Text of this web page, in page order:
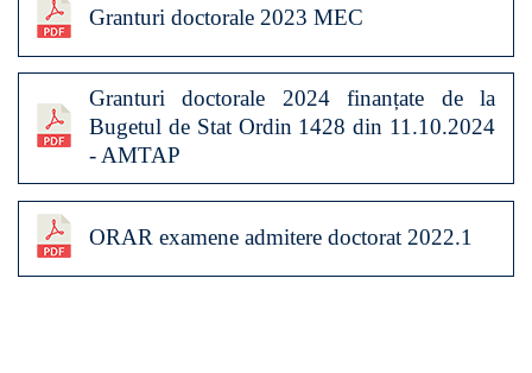
Granturi doctorale 2023 MEC
Granturi doctorale 2024 finanțate de la
Bugetul de Stat Ordin 1428 din 11.10.2024
- AMTAP
ORAR examene admitere doctorat 2022.1